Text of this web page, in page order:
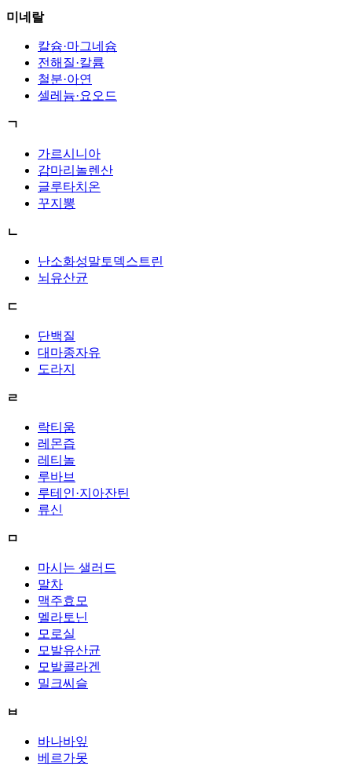
미네랄
칼슘·마그네슘
전해질·칼륨
철분·아연
셀레늄·요오드
ㄱ
가르시니아
감마리놀렌산
글루타치온
꾸지뽕
ㄴ
난소화성말토덱스트린
뇌유산균
ㄷ
단백질
대마종자유
도라지
ㄹ
락티움
레몬즙
레티놀
루바브
루테인·지아잔틴
류신
ㅁ
마시는 샐러드
말차
맥주효모
멜라토닌
모로실
모발유산균
모발콜라겐
밀크씨슬
ㅂ
바나바잎
베르가못